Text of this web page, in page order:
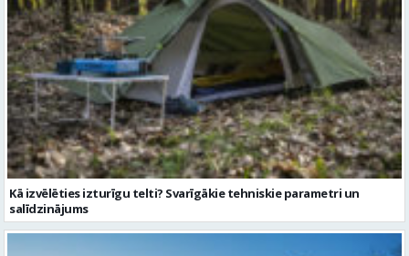
Kā izvēlēties izturīgu telti? Svarīgākie tehniskie parametri un
salīdzinājums